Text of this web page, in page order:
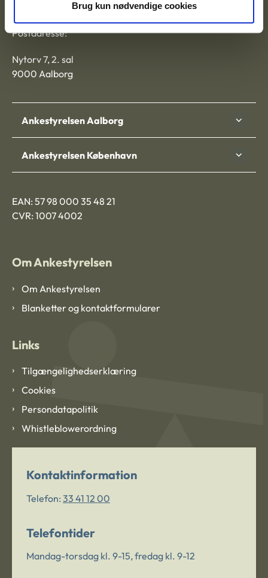
Brug kun nødvendige cookies
Ankestyrelsen
Postadresse:
Nytorv 7, 2. sal
9000 Aalborg
Ankestyrelsen Aalborg
Ankestyrelsen København
EAN: 57 98 000 35 48 21
CVR: 1007 4002
Om Ankestyrelsen
Om Ankestyrelsen
Blanketter og kontaktformularer
Links
Tilgængelighedserklæring
Cookies
Persondatapolitik
Whistleblowerordning
Kontaktinformation
Telefon: 33 41 12 00
Telefontider
Mandag-torsdag kl. 9-15, fredag kl. 9-12